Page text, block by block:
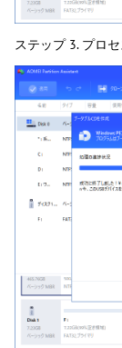
ステップ 3. プロ